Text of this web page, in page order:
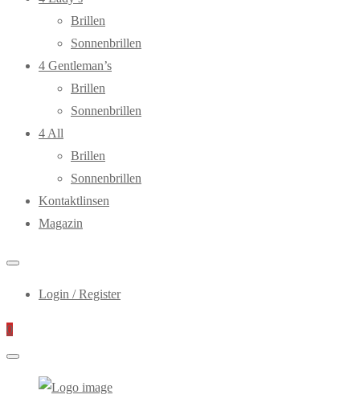
Brillen
Sonnenbrillen
4 Gentleman’s
Brillen
Sonnenbrillen
4 All
Brillen
Sonnenbrillen
Kontaktlinsen
Magazin
Login / Register
0